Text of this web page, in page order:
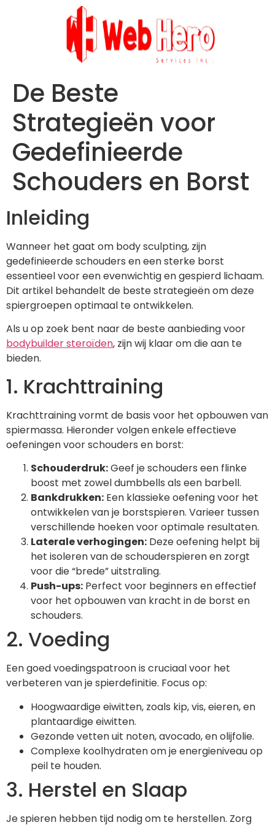
De Beste
Strategieën voor
Gedefinieerde
Schouders en Borst
Inleiding
Wanneer het gaat om body sculpting, zijn
gedefinieerde schouders en een sterke borst
essentieel voor een evenwichtig en gespierd lichaam.
Dit artikel behandelt de beste strategieën om deze
spiergroepen optimaal te ontwikkelen.
Als u op zoek bent naar de beste aanbieding voor
bodybuilder steroïden, zijn wij klaar om die aan te
bieden.
1. Krachttraining
Krachttraining vormt de basis voor het opbouwen van
spiermassa. Hieronder volgen enkele effectieve
oefeningen voor schouders en borst:
Schouderdruk:Geef je schouders een flinke
boost met zowel dumbbells als een barbell.
Bankdrukken: Een klassieke oefening voor het
ontwikkelen van je borstspieren. Varieer tussen
verschillende hoeken voor optimale resultaten.
Laterale verhogingen: Deze oefening helpt bij
het isoleren van de schouderspieren en zorgt
voor die “brede” uitstraling.
Push-ups: Perfect voor beginners en effectief
voor het opbouwen van kracht in de borst en
schouders.
2. Voeding
Een goed voedingspatroon is cruciaal voor het
verbeteren van je spierdefinitie. Focus op:
Hoogwaardige eiwitten, zoals kip, vis, eieren, en
plantaardige eiwitten.
Gezonde vetten uit noten, avocadо, en olijfolie.
Complexe koolhydraten om je energieniveau op
peil te houden.
3. Herstel en Slaap
Je spieren hebben tijd nodig om te herstellen. Zorg